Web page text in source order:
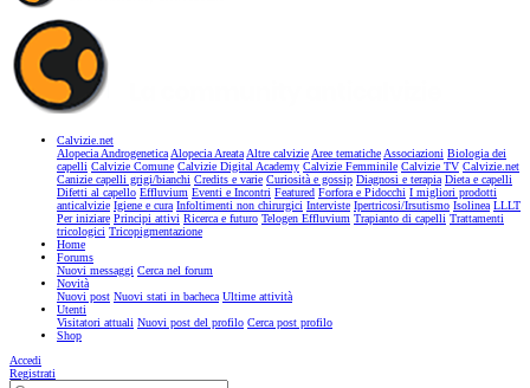
Calvizie.net
Alopecia AndrogeneticaAlopecia AreataAltre calvizieAree tematicheAssociazioni Biologia dei
capelli Calvizie Comune Calvizie Digital Academy Calvizie Femminile Calvizie TV Calvizie.net
Canizie capelli grigi/bianchi Credits e varie Curiosità e gossip Diagnosi e terapia Dieta e capelli
Difetti al capello Effluvium Eventi e Incontri Featured Forfora e Pidocchi I migliori prodotti
anticalvizie Igiene e cura Infoltimenti non chirurgici Interviste Ipertricosi/Irsutismo Isolinea LLLT
Per iniziare Principi attivi Ricerca e futuro Telogen Effluvium Trapianto di capelli Trattamenti
tricologici Tricopigmentazione
Home
Forums
Nuovi messaggi Cerca nel forum
Novità
Nuovi post Nuovi stati in bacheca Ultime attività
Utenti
Visitatori attuali Nuovi post del profilo Cerca post profilo
Shop
Accedi
Registrati